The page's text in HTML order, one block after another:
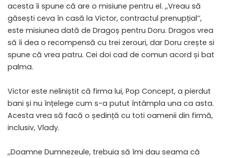
acesta îi spune că are o misiune pentru el. ,,Vreau să
găsești ceva în casă la Victor, contractul prenupțial’’,
este misiunea dată de Dragoș pentru Doru. Dragos vrea
să îi dea o recompensă cu trei zerouri, dar Doru crește si
spune că vrea patru. Cei doi cad de comun acord și bat
palma.
Victor este neliniștit că firma lui, Pop Concept, a pierdut
bani și nu înțelege cum s-a putut întâmpla una ca asta.
Acesta vrea să facă o ședință cu toti oamenii din firmă,
inclusiv, Vlady.
,,Doamne Dumnezeule, trebuia să îmi dau seama că